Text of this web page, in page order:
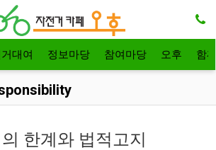
대여 정보마당 참여마당 오후 함
한계와 법적고지